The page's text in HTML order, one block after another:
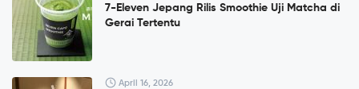
7-Eleven Jepang Rilis Smoothie Uji Matcha di
Gerai Tertentu
April 16, 2026